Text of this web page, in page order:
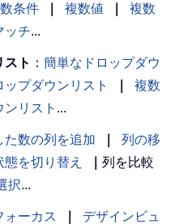
条件 複数値
複数
ッチ...
スト ： 簡単なドロップダウ
ップダウンリスト
複数
リスト ...
た数の列を追加
列の移
を切り替え
列を比較
択...
ォーカス
デザインビュ